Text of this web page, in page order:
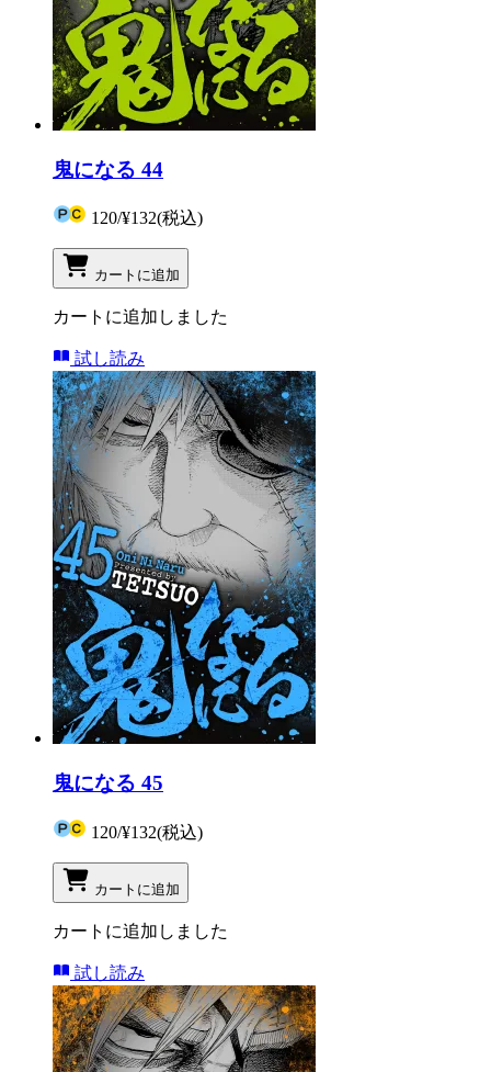
鬼になる 44
120/¥132(税込)
カートに追加
カートに追加しました
試し読み
鬼になる 45
120/¥132(税込)
カートに追加
カートに追加しました
試し読み